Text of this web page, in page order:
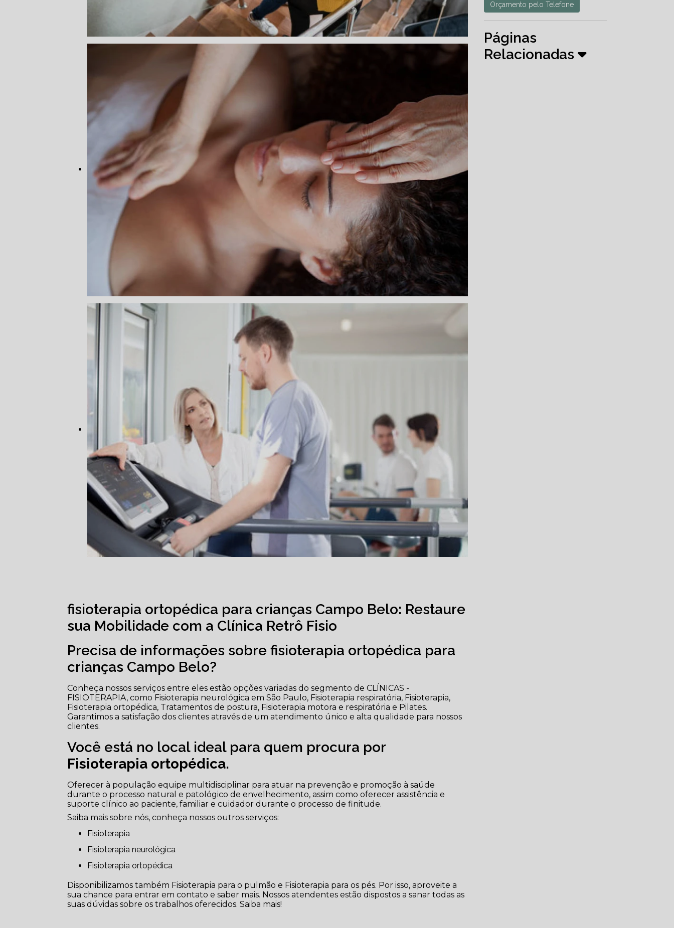
fisioterapia ortopédica para crianças Campo Belo: Restaure
sua Mobilidade com a Clínica Retrô Fisio
Precisa de informações sobre fisioterapia ortopédica para
crianças Campo Belo?
Conheça nossos serviços entre eles estão opções variadas do segmento de CLÍNICAS -
FISIOTERAPIA, como Fisioterapia neurológica em São Paulo, Fisioterapia respiratória, Fisioterapia,
Fisioterapia ortopédica, Tratamentos de postura, Fisioterapia motora e respiratória e Pilates.
Garantimos a satisfação dos clientes através de um atendimento único e alta qualidade para nossos
clientes.
Você está no local ideal para quem procura por
Fisioterapia ortopédica.
Oferecer à população equipe multidisciplinar para atuar na prevenção e promoção à saúde
durante o processo natural e patológico de envelhecimento, assim como oferecer assistência e
suporte clínico ao paciente, familiar e cuidador durante o processo de finitude.
Saiba mais sobre nós, conheça nossos outros serviços:
Fisioterapia
Fisioterapia neurológica
Fisioterapia ortopédica
Disponibilizamos também Fisioterapia para o pulmão e Fisioterapia para os pés. Por isso, aproveite a
sua chance para entrar em contato e saber mais. Nossos atendentes estão dispostos a sanar todas as
suas dúvidas sobre os trabalhos oferecidos. Saiba mais!
Orçamento pelo Telefone
Páginas
Relacionadas